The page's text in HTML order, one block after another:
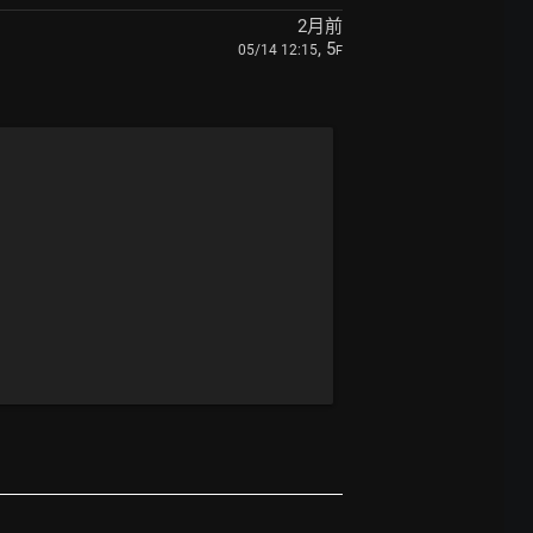
2月前
05/14 12:15, 5F